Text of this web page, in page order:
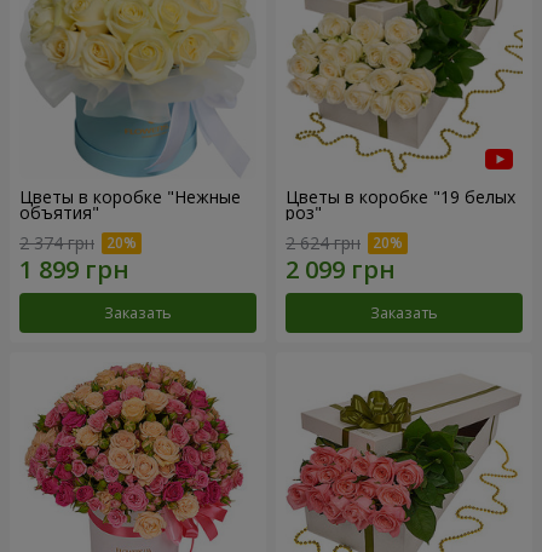
Цветы в коробке "Нежные
объятия"
2 374 грн
Заказать
Цветы в коробке "19 белых
роз"
2 624 грн
Заказать